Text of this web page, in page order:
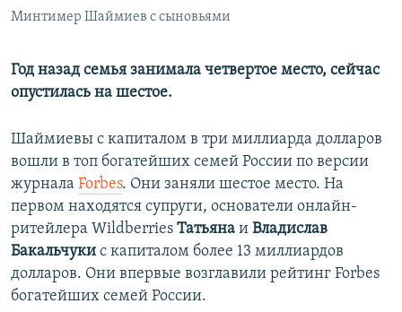
Все сайты РСЕ/РС
Минтимер Шаймиев с сыновьями
Год назад семья занимала четвертое место, сейчас
опустилась на шестое.
Шаймиевы с капиталом в три миллиарда долларов
вошли в топ богатейших семей России по версии
журнала Forbes. Они заняли шестое место. На
первом находятся супруги, основатели онлайн-
ритейлера Wildberries Татьяна и Владислав
Бакальчуки с капиталом более 13 миллиардов
долларов. Они впервые возглавили рейтинг Forbes
богатейших семей России.